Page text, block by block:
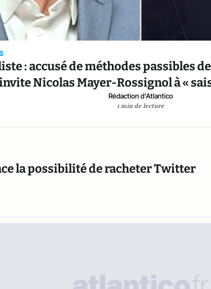
: accusé de méthodes passibles
Nicolas Mayer-Rossignol à «
Rédaction d'Atlantico
1 min de lecture
la possibilité de racheter Twitter